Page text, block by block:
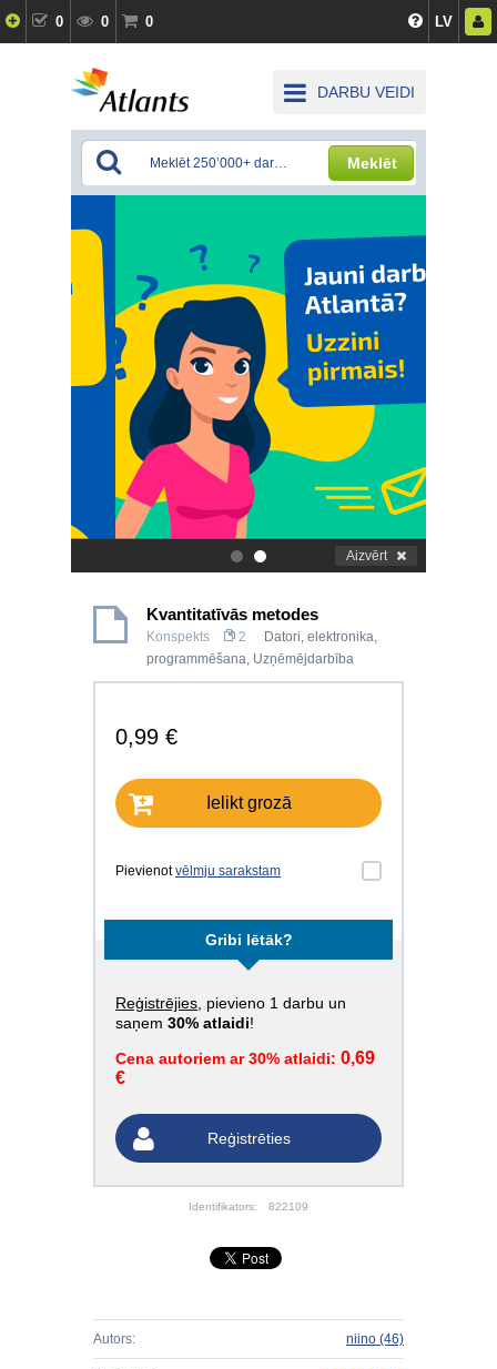
0 0 0 LV
DARBU VEIDI
Meklēt
. Aizvērt
Kvantitatīvās metodes
Konspekts 2
Datori, elektronika,
programmēšana, Uzņēmējdarbība
0,99 €
Ielikt grozā
Pievienotvēlmju sarakstam
Gribi lētāk?
Reģistrējies , pievieno 1 darbu un
saņem 30% atlaidi!
Cena autoriem ar 30% atlaidi: 0,69
€
Reģistrēties
Identifikators: 822109
Autors: niino (46)